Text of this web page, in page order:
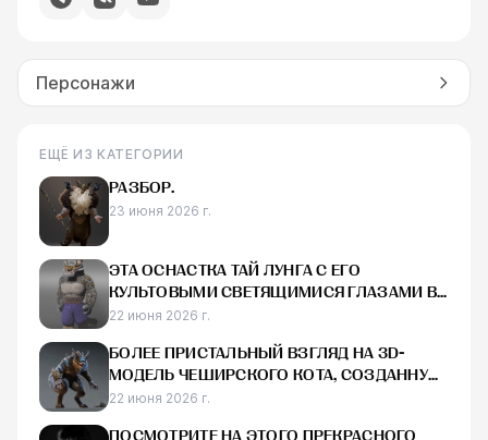
Персонажи
ЕЩЁ ИЗ КАТЕГОРИИ
РАЗБОР.
23 июня 2026 г.
ЭТА ОСНАСТКА ТАЙ ЛУНГА С ЕГО
КУЛЬТОВЫМИ СВЕТЯЩИМИСЯ ГЛАЗАМИ В
MAYA ВЫГЛЯДИТ ДЕЙСТВИТЕЛЬНО КРУТО
22 июня 2026 г.
БОЛЕЕ ПРИСТАЛЬНЫЙ ВЗГЛЯД НА 3D-
МОДЕЛЬ ЧЕШИРСКОГО КОТА, СОЗДАННУЮ
ДЛЯ RAID:
22 июня 2026 г.
ПОСМОТРИТЕ НА ЭТОГО ПРЕКРАСНОГО